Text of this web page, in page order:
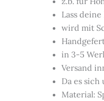
Lass
wird mit
in 3-5
Versand
Da es
Material: